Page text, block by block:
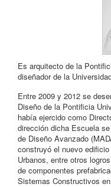
Es arquitecto de la
diseñador de la
Entre 2009 y 2012 se
Diseño de la Pontificia
había ejercido como
dirección dicha Escuela
de Diseño Avanzado
construyó el nuevo
Urbanos, entre otros
de componentes
Sistemas Constructivos